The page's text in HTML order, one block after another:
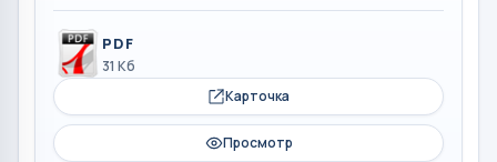
PDF
31 Кб
Карточка
Просмотр